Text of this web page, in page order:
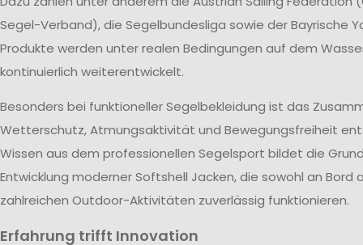
Segel-Verband), die Segelbundesliga sowie der Bayrische
Produkte werden unter realen Bedingungen auf dem
kontinuierlich weiterentwickelt.
Besonders bei funktioneller Segelbekleidung ist das
Wetterschutz, Atmungsaktivität und Bewegungsfreiheit
Wissen aus dem professionellen Segelsport bildet die
Entwicklung moderner Softshell Jacken, die sowohl an Bord
zahlreichen Outdoor-Aktivitäten zuverlässig funktionieren.
Erfahrung trifft Innovation